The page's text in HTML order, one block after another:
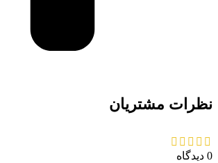
نظرات مشتریان
0 دیدگاه